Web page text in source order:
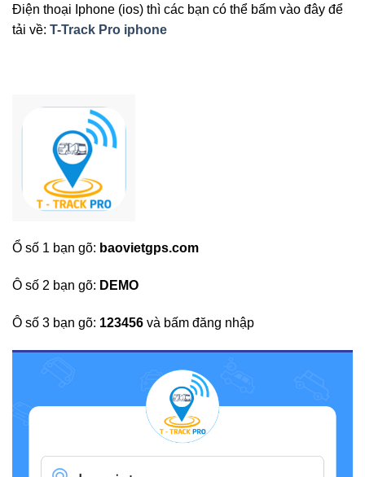
Điện thoại Iphone (ios) thì các bạn có thể bấm vào đây để
tải về: T-Track Pro iphone
Ổ số 1 bạn gõ: baovietgps.com
Ô số 2 bạn gõ: DEMO
Ô số 3 bạn gõ: 123456 và bấm đăng nhập